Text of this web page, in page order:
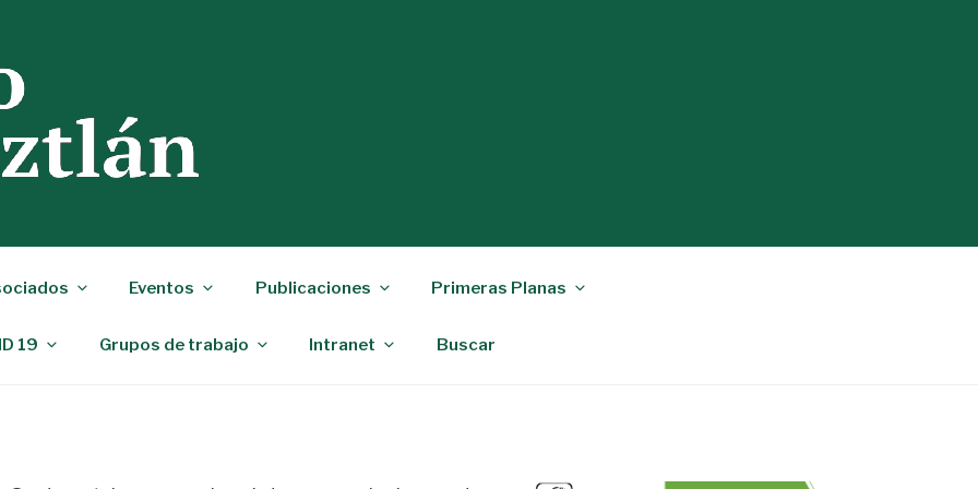
Eventos Publicaciones Primeras Planas
19 Grupos de trabajo Intranet Buscar